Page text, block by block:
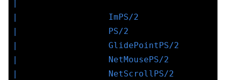
|                  ImPS/2
|                  PS/2
|                  GlidePointPS/2
|                  NetMousePS/2
|                  NetScrollPS/2